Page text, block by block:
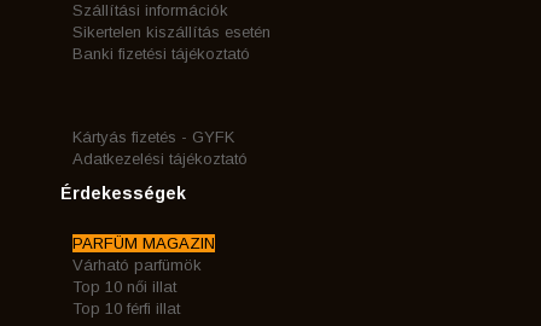
Szállítási információk
Sikertelen kiszállítás esetén
Banki fizetési tájékoztató
Kártyás fizetés - GYFK
Adatkezelési tájékoztató
Érdekességek
PARFÜM MAGAZIN
Várható parfümök
Top 10 női illat
Top 10 férfi illat